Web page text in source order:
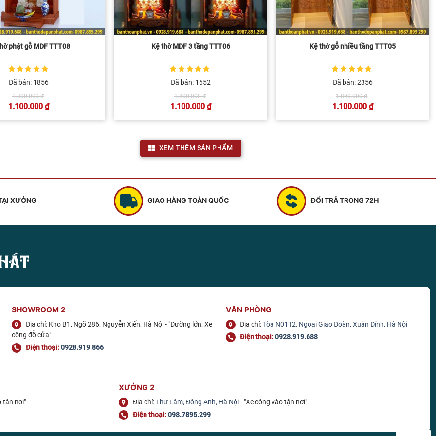
phật gỗ MDF TTT08
5trên 5 dựa
trên
1
đánh giá
Đã bán: 1856
1.800.000₫
gốc
là:
1.100.000₫
hiện
Kệ thờ MDF 3 tầng TTT06
5trên 5 dựa
trên
1
đánh giá
Đã bán: 1652
1.800.000₫
gốc
là:
1.100.000 ₫
hiện
1.100.000 ₫.
Kệ thờ gỗ nhiều tầng TTT05
5trên 5 dựa
trên
1
đánh giá
Đã bán: 2356
1.800.000₫
gốc
là:
1.100.000 ₫
hiện
XEM THÊM SẢN PHẨM
XƯỞNG GIAO HÀNG TOÀN QUỐC ĐỔI TRẢ TRONG 72H
SHOWROOM 2
Địa chỉ: Kho B1, Ngõ 286, Nguyễn Xiển, Hà Nội - "Đường lớn, Xe
công đỗ cửa"
Điện thoại:0928.919.866
VĂN PHÒNG
Địa chỉ:Tòa N01T2, Ngoại Giao Đoàn, Xuân Đỉnh, Hà Nội
Điện thoại:0928.919.688
tận nơi"
XƯỞNG 2
Địa chỉ:Thư Lâm, Đông Anh, Hà Nội- "Xe công vào tận nơi"
Điện thoại:098.7895.299